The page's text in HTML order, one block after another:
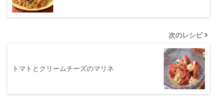
次のレシピ
トマトとクリームチーズのマリネ